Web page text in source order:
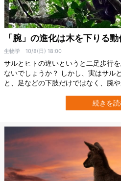
「腕」の進化は木を下りる
生物学 10/8(日) 18:00
サルとヒトの違いというと二足歩行
ないでしょうか？ しかし、実はサル
と、足などの下肢だけではなく、腕
ことで、槍を投げる動作などができ
カ、ダートマス大学のルーク・D・
続きを